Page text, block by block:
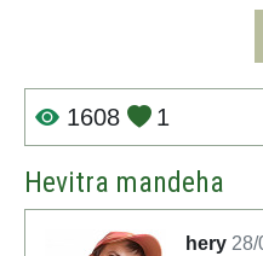
1608 1
Hevitra mandeha
hery 28/